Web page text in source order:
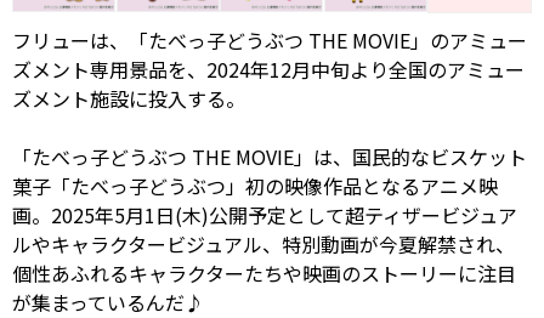
フリューは、「たべっ子どうぶつ THE MOVIE」のアミュー
ズメント専用景品を、2024年12月中旬より全国のアミュー
ズメント施設に投入する。
「たべっ子どうぶつ THE MOVIE」は、国民的なビスケット
菓子「たべっ子どうぶつ」初の映像作品となるアニメ映
画。2025年5月1日(木)公開予定として超ティザービジュア
ルやキャラクタービジュアル、特別動画が今夏解禁され、
個性あふれるキャラクターたちや映画のストーリーに注目
が集まっているんだ♪